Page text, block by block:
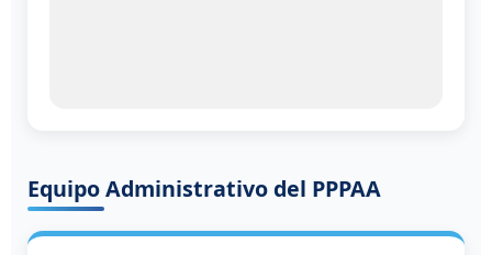
Equipo Administrativo del PPPAA